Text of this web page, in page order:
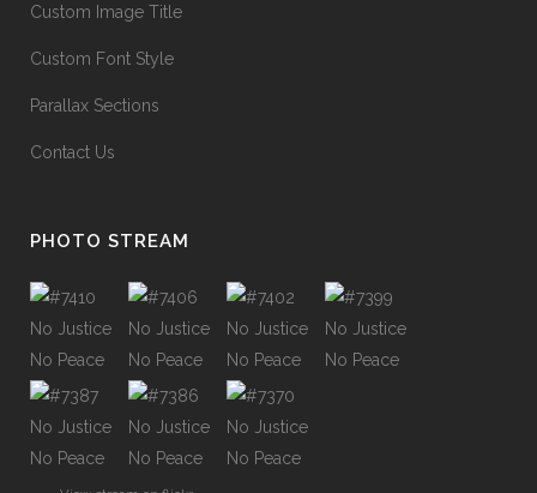
Custom Image Title
Custom Font Style
Parallax Sections
Contact Us
PHOTO STREAM